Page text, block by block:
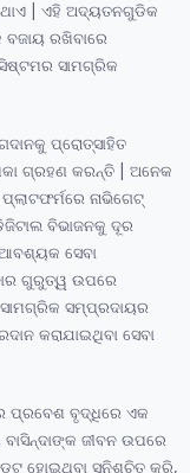
| ଏହି ଅଦ୍ୟତନଗୁଡିକ
ରଖିବାରେ
ସାମଗ୍ରିକ
ପ୍ରୋତ୍ସାହିତ
ଗ୍ରହଣ କରନ୍ତି | ଅନେକ
ନାଭିଗେଟ୍
ବିଭାଜନକୁ ଦୂର
ସେବା
ଗୁରୁତ୍ୱ ଉପରେ
ସମ୍ପ୍ରଦାୟର
କରାଯାଇଥିବା ସେବା
ପ୍ରବେଶ ବୃଦ୍ଧିରେ ଏକ
ଜୀବନ ଉପରେ
ହୋଇଥିବା ସୁନିଶ୍ଚିତ କରି,